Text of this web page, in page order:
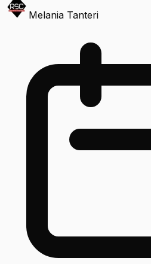
Melania Tanteri